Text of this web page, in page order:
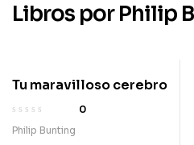
Libros por Philip
Tu maravilloso cerebro
0
Philip Bunting